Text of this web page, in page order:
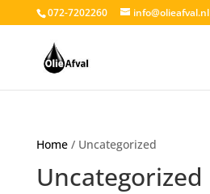
072-7202260 info@olieafval.nl
Home/ Uncategorized
Uncategorized